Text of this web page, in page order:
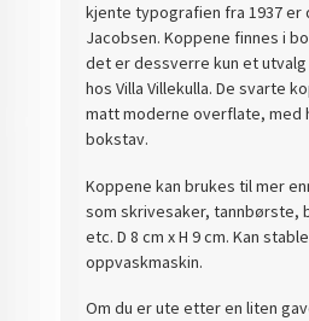
kjente typografien fra 1937 er
Jacobsen. Koppene finnes i
det er dessverre kun et utvalg
hos Villa Villekulla. De svarte
matt moderne overflate, med
bokstav.
Koppene kan brukes til mer
som skrivesaker, tannbørste,
etc. D 8 cm x H 9 cm. Kan
oppvaskmaskin.
Om du er ute etter en liten